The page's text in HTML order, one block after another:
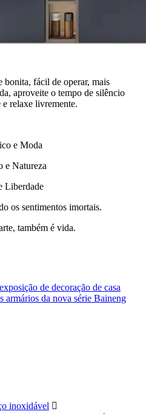
bonita, fácil de operar, mais
aproveite o tempo de silêncio
relaxe livremente.
e Moda
e Natureza
Liberdade
os sentimentos imortais.
também é vida.
de decoração de casa
armários da nova série Baineng
inoxidável 